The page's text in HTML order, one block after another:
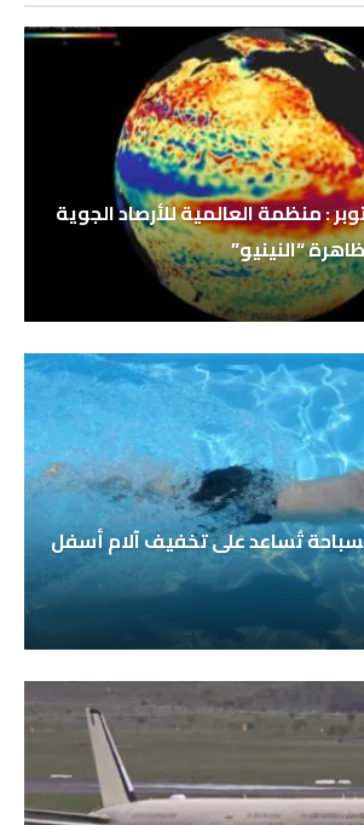
: منظمة العالمية للأرصاد الجوية
“النينيو”
تُساعد على تخفيف آلام أسفل